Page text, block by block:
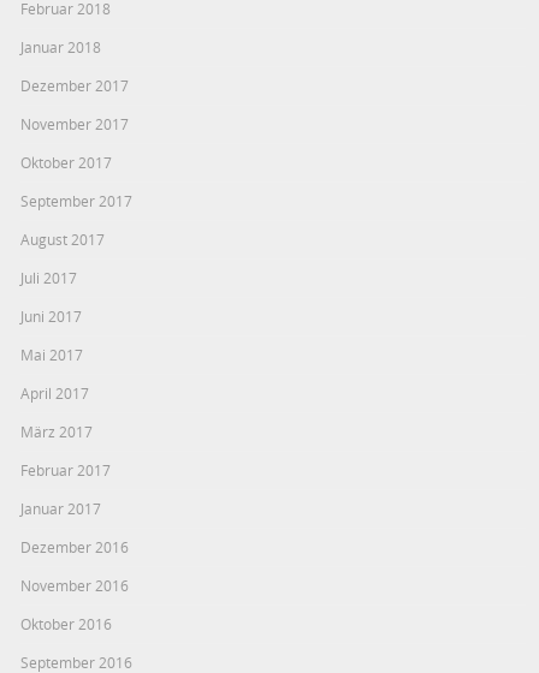
Februar 2018
Januar 2018
Dezember 2017
November 2017
Oktober 2017
September 2017
August 2017
Juli 2017
Juni 2017
Mai 2017
April 2017
März 2017
Februar 2017
Januar 2017
Dezember 2016
November 2016
Oktober 2016
September 2016